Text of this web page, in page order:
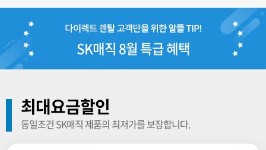
SK매직 8월 특급 혜택
최대요금할인
동일조건 SK매직 제품의 최저가를 보장합니다.